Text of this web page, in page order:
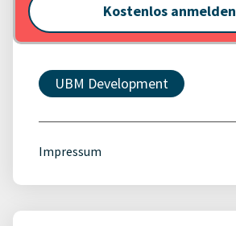
Kostenlos anmelden
UBM Development
Impressum